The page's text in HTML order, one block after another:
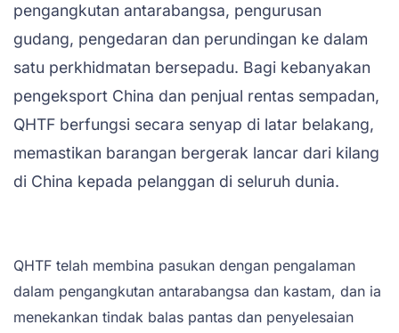
pengangkutan antarabangsa, pengurusan
gudang, pengedaran dan perundingan ke dalam
satu perkhidmatan bersepadu. Bagi kebanyakan
pengeksport China dan penjual rentas sempadan,
QHTF berfungsi secara senyap di latar belakang,
memastikan barangan bergerak lancar dari kilang
di China kepada pelanggan di seluruh dunia.
QHTF telah membina pasukan dengan pengalaman
dalam pengangkutan antarabangsa dan kastam, dan ia
menekankan tindak balas pantas dan penyelesaian